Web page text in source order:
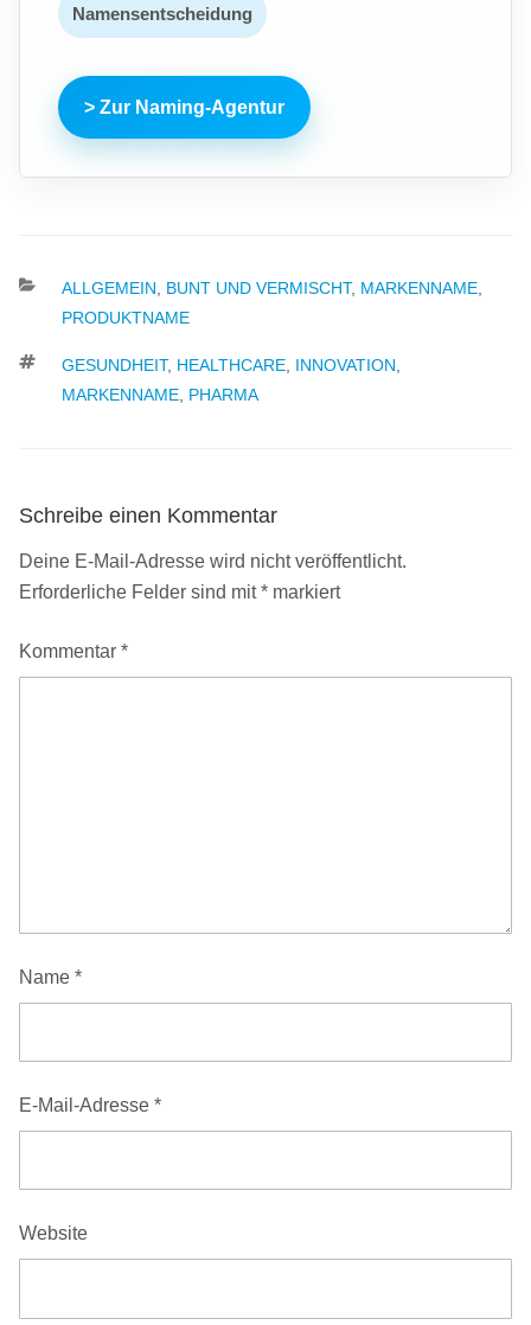
Namensentscheidung
> Zur Naming-Agentur
KATEGORIEN
ALLGEMEIN, BUNT UND VERMISCHT, MARKENNAME,
PRODUKTNAME
SCHLAGWÖRTER
GESUNDHEIT, HEALTHCARE INNOVATION
MARKENNAME PHARMA
Schreibe einen Kommentar
Deine E-Mail-Adresse wird nicht veröffentlicht.
Erforderliche Felder sind mit* markiert
Kommentar *
Name *
E-Mail-Adresse *
Website